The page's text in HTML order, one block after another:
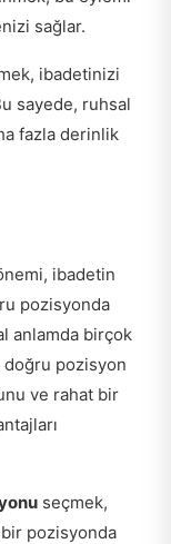
sağlar.
ibadetinizi
sayede, ruhsal
fazla derinlik
ibadetin
pozisyonda
anlamda birçok
doğru pozisyon
ve rahat bir
seçmek,
bir pozisyonda